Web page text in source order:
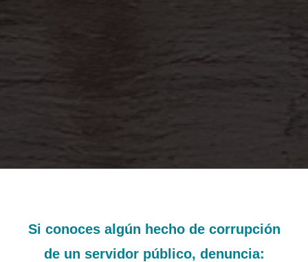
Si conoces algún hecho de corrupción
de un servidor público, denuncia: